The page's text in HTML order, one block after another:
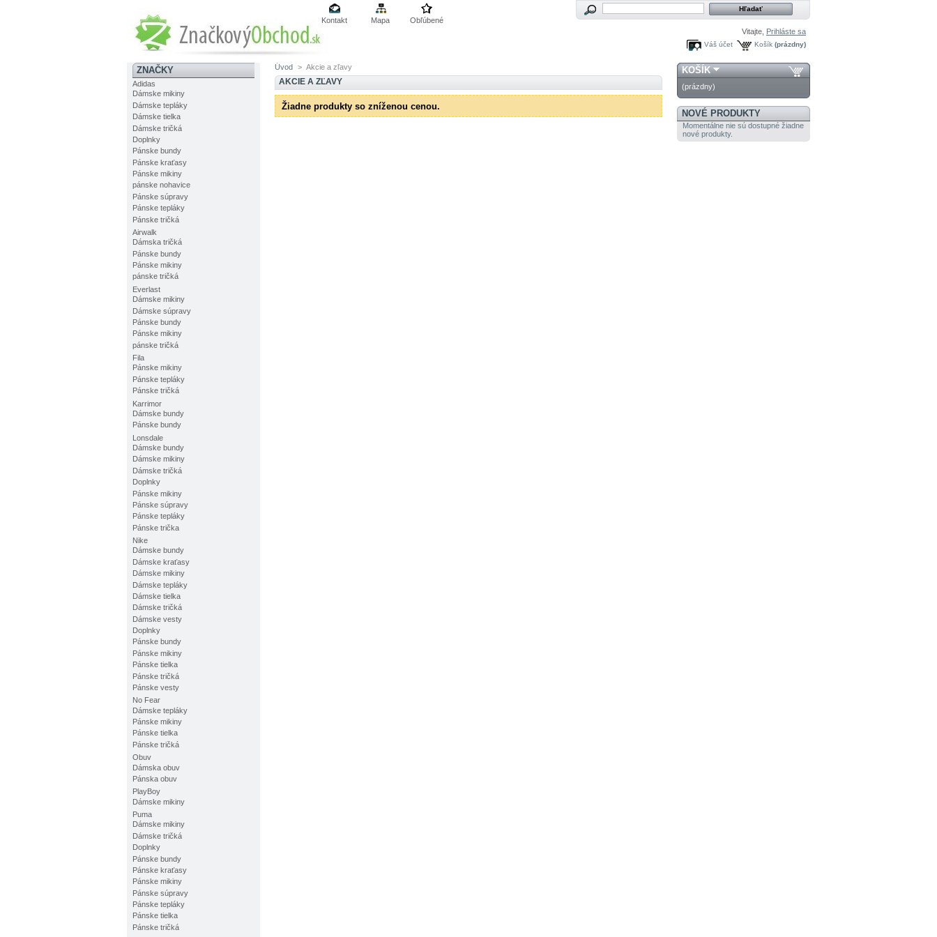
Kontakt Mapa
Obľúbené
Vitajte, Prihláste sa
Košík (prázdny)
Váš účet
ZNAČKY
Adidas
Dámske mikiny
Dámske tepláky
Dámske tielka
Dámske tričká
Doplnky
Pánske bundy
Pánske kraťasy
Pánske mikiny
pánske nohavice
Pánske súpravy
Pánske tepláky
Pánske tričká
Airwalk
Dámska tričká
Pánske bundy
Pánske mikiny
pánske tričká
Everlast
Dámske mikiny
Dámske súpravy
Pánske bundy
Pánske mikiny
pánske tričká
Fila
Pánske mikiny
Pánske tepláky
Pánske tričká
Karrimor
Dámske bundy
Pánske bundy
Lonsdale
Dámske bundy
Dámske mikiny
Dámske tričká
Doplnky
Pánske mikiny
Pánske súpravy
Pánske tepláky
Pánske trička
Nike
Dámske bundy
Dámske kraťasy
Dámske mikiny
Dámske tepláky
Dámske tielka
Dámske tričká
Dámske vesty
Doplnky
Pánske bundy
Pánske mikiny
Pánske tielka
Pánske tričká
Pánske vesty
No Fear
Dámske tepláky
Pánske mikiny
Pánske tielka
Pánske tričká
Obuv
Dámska obuv
Pánska obuv
PlayBoy
Dámske mikiny
Puma
Dámske mikiny
Dámske tričká
Doplnky
Pánske bundy
Pánske kraťasy
Pánske mikiny
Pánske súpravy
Pánske tepláky
Pánske tielka
Pánske tričká
Úvod > Akcie a zľavy
AKCIE A ZĽAVY
Žiadne produkty so zníženou cenou.
KOŠÍK
(prázdny)
NOVÉ PRODUKTY
Momentálne nie sú dostupné žiadne
nové produkty.